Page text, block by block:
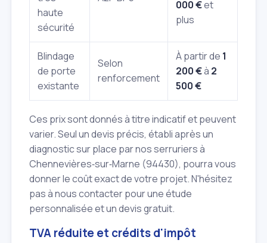
haute
sécurité
000 €et
plus
Blindage
de porte
existante
Selon
renforcement
À partir de 1
200 €à 2
500 €
Ces prix sont donnés à titre indicatif et peuvent
varier. Seul un devis précis, établi après un
diagnostic sur place par nos serruriers à
Chennevières‑sur‑Marne (94430), pourra vous
donner le coût exact de votre projet. N'hésitez
pas à nous contacter pour une étude
personnalisée et un devis gratuit.
TVA réduite et crédits d'impôt